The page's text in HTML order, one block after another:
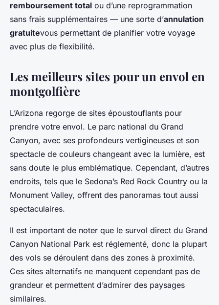
remboursement total ou d’une reprogrammation
sans frais supplémentaires — une sorte d’annulation
gratuitevous permettant de planifier votre voyage
avec plus de flexibilité.
Les meilleurs sites pour un envol en
montgolfière
L’Arizona regorge de sites époustouflants pour
prendre votre envol. Le parc national du Grand
Canyon, avec ses profondeurs vertigineuses et son
spectacle de couleurs changeant avec la lumière, est
sans doute le plus emblématique. Cependant, d’autres
endroits, tels que le Sedona’s Red Rock Country ou la
Monument Valley, offrent des panoramas tout aussi
spectaculaires.
Il est important de noter que le survol direct du Grand
Canyon National Park est réglementé, donc la plupart
des vols se déroulent dans des zones à proximité.
Ces sites alternatifs ne manquent cependant pas de
grandeur et permettent d’admirer des paysages
similaires.